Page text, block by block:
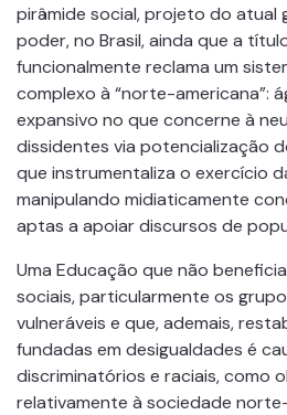
pirâmide social, projeto do atual
poder, no Brasil, ainda que a
funcionalmente reclama um
complexo à “norte-americana”:
expansivo no que concerne à
dissidentes via potencialização
que instrumentaliza o exercício
manipulando midiaticamente
aptas a apoiar discursos de
Uma Educação que não
sociais, particularmente os
vulneráveis e que, ademais,
fundadas em desigualdades é
discriminatórios e raciais, como
relativamente à sociedade